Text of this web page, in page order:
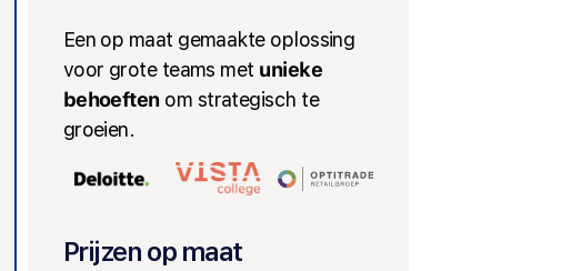
Een op maat gemaakte oplossing
voor grote teams met unieke
behoeften om strategisch te
groeien.
Prijzen op maat